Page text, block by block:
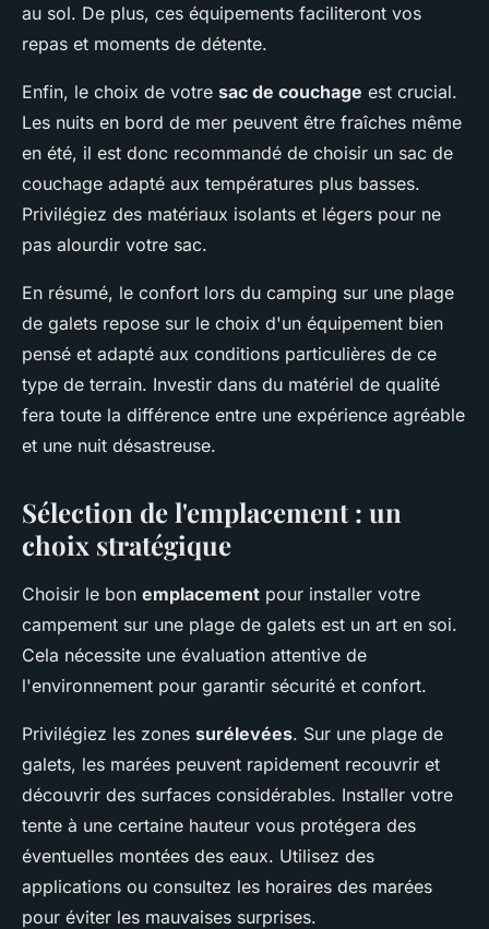
au sol. De plus, ces équipements faciliteront vos
repas et moments de détente.
Enfin, le choix de votre sac de couchage est crucial.
Les nuits en bord de mer peuvent être fraîches même
en été, il est donc recommandé de choisir un sac de
couchage adapté aux températures plus basses.
Privilégiez des matériaux isolants et légers pour ne
pas alourdir votre sac.
En résumé, le confort lors du camping sur une plage
de galets repose sur le choix d'un équipement bien
pensé et adapté aux conditions particulières de ce
type de terrain. Investir dans du matériel de qualité
fera toute la différence entre une expérience agréable
et une nuit désastreuse.
Sélection de l'emplacement : un
choix stratégique
Choisir le bon emplacement pour installer votre
campement sur une plage de galets est un art en soi.
Cela nécessite une évaluation attentive de
l'environnement pour garantir sécurité et confort.
Privilégiez les zones surélevées. Sur une plage de
galets, les marées peuvent rapidement recouvrir et
découvrir des surfaces considérables. Installer votre
tente à une certaine hauteur vous protégera des
éventuelles montées des eaux. Utilisez des
applications ou consultez les horaires des marées
pour éviter les mauvaises surprises.